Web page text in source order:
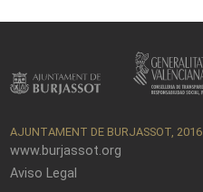
AJUNTAMENT DE BURJASSOT, 2016
www.burjassot.org
Aviso Legal